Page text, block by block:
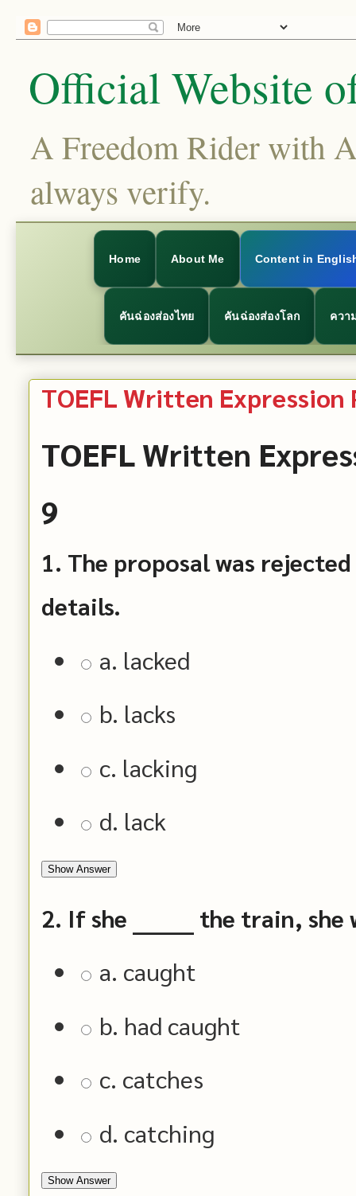
Official Website
A Freedom Rider with
always verify.
Home About Me Content in
คันฉ่องส่องไทย คันฉ่องส่องโลก ควา
TOEFL Written Expression
TOEFL Written
9
1. The proposal was rejected
details.
a. lacked
b. lacks
c. lacking
d. lack
Show Answer
2. If she _______ the train,
a. caught
b. had caught
c. catches
d. catching
Show Answer